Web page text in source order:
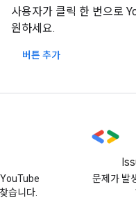
사용자가 클릭 한 번으로
원하세요.
버튼 추가
YouTube
습니다.
문제가 발